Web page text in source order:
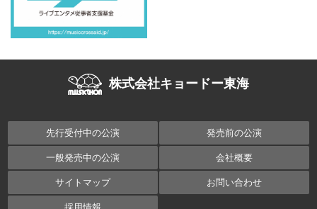
株式会社キョードー東海
先行受付中の公演 発売前の公演
一般発売中の公演 会社概要
サイトマップ お問い合わせ